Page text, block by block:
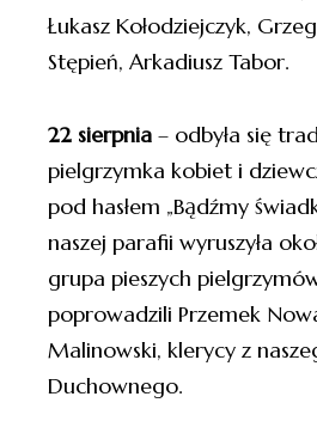
Łukasz Kołodziejczyk,
Stępień, Arkadiusz Tabor.
22 sierpnia – odbyła się
pielgrzymka kobiet i
pod hasłem „Bądźmy
naszej parafii wyruszyła
grupa pieszych
poprowadzili Przemek
Malinowski, klerycy z
Duchownego.